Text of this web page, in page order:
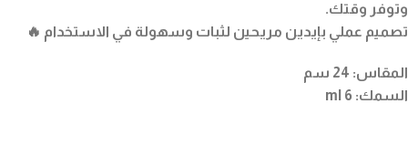
وتوفر وقتك.
تصميم عملي بإيدين مريحين لثبات وسهولة في الاستخدام 🔥
المقاس: 24 سم
السمك: 6 ml